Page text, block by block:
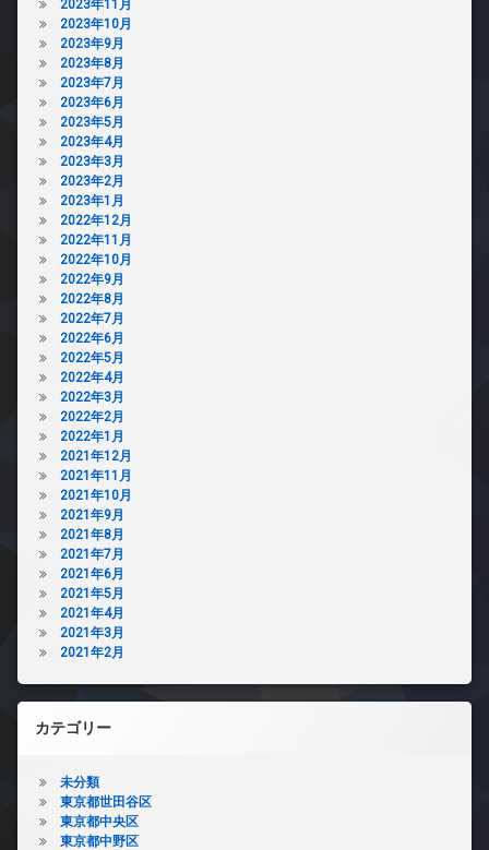
犯
カ
メ
ラ
駐
輪
場
2023年11月
2023年10月
2023年9月
2023年8月
2023年7月
2023年6月
2023年5月
2023年4月
2023年3月
2023年2月
2023年1月
2022年12月
2022年11月
2022年10月
2022年9月
2022年8月
2022年7月
2022年6月
2022年5月
2022年4月
2022年3月
2022年2月
2022年1月
2021年12月
2021年11月
2021年10月
2021年9月
2021年8月
2021年7月
2021年6月
2021年5月
2021年4月
2021年3月
2021年2月
カテゴリー
未分類
東京都世田谷区
東京都中央区
東京都中野区